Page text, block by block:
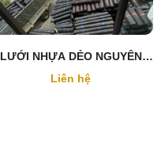
LƯỚI NHỰA DẺO NGUYÊN
SINH
Liên hệ